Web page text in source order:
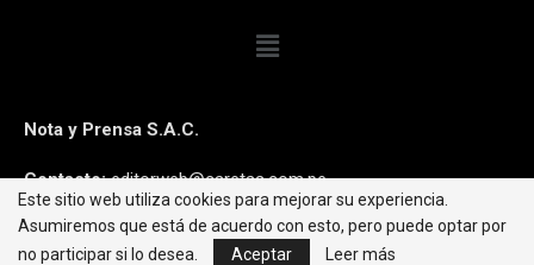
Nota y Prensa S.A.C.
Contacto:editorweb@caretas.com.pe
Síguenos:
Este sitio web utiliza cookies para mejorar su experiencia.
Asumiremos que está de acuerdo con esto, pero puede optar por
no participar si lo desea.
Aceptar Leer más